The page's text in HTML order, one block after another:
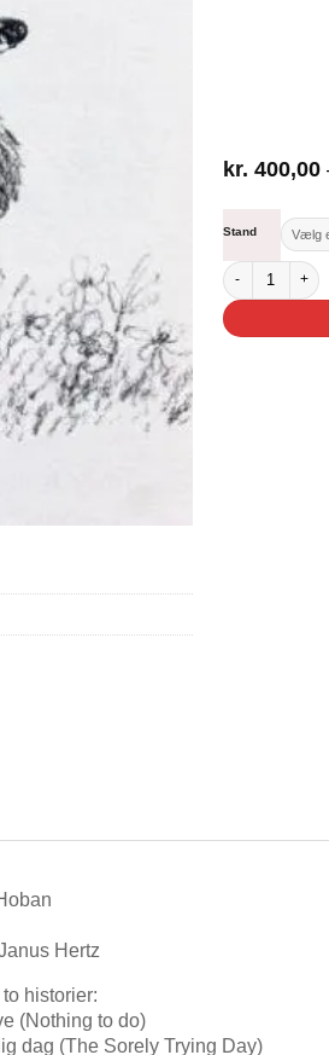
kr. 400,00
Stand
Hvad skal jeg
Hertz
historier:
(Nothing to do)
dag (The Sorely Trying Day)